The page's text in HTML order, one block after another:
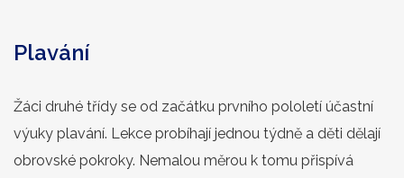
Plavání
Žáci druhé třídy se od začátku prvního pololetí účastní
výuky plavání. Lekce probíhají jednou týdně a děti dělají
obrovské pokroky. Nemalou měrou k tomu přispívá